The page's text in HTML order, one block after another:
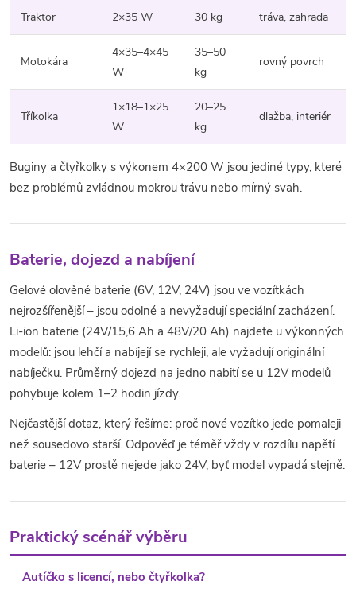
Traktor 2×35 W 30 kg tráva, zahrada
Motokára
4×35–4×45
W
35–50
kg
rovný povrch
Tříkolka
1×18–1×25
W
20–25
kg
dlažba, interiér
Buginy a čtyřkolky s výkonem 4×200 W jsou jediné typy, které
bez problémů zvládnou mokrou trávu nebo mírný svah.
Baterie, dojezd a nabíjení
Gelové olověné baterie (6V, 12V, 24V) jsou ve vozítkách
nejrozšířenější – jsou odolné a nevyžadují speciální zacházení.
Li-ion baterie (24V/15,6 Ah a 48V/20 Ah) najdete u výkonných
modelů: jsou lehčí a nabíjejí se rychleji, ale vyžadují originální
nabíječku. Průměrný dojezd na jedno nabití se u 12V modelů
pohybuje kolem 1–2 hodin jízdy.
Nejčastější dotaz, který řešíme: proč nové vozítko jede pomaleji
než sousedovo starší. Odpověď je téměř vždy v rozdílu napětí
baterie – 12V prostě nejede jako 24V, byť model vypadá stejně.
Praktický scénář výběru
Autíčko s licencí, nebo čtyřkolka?